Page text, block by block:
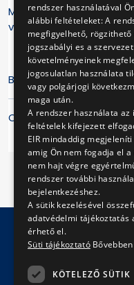
Minden érdeklődőt és
várunk!
BKV Zrt.
Csatolt
Menetrend
Impresszum Jogi
rendszer használatával
alábbi feltételeket: A
megfigyelhető, rögzithető
jogszabályi es a
követelményeinek
jogosulatlan használata
vagy polgárjogi
maga után.
A rendszer használata
feltételek kifejezett
EIR mindaddig
amig Ön nem fogadja el
nem hajt végre
rendszer további
bejelentkezéshez.
A sütik kezelésével
adatvédelmi tájékoztatás
érhető el.
Süti tájékoztató Bővebben
KÖTELEZŐ SÜTIK